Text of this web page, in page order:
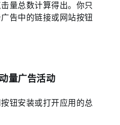
量总数计算得出。你只
告中的链接或网站按钮
量广告活动
钮安装或打开应用的总